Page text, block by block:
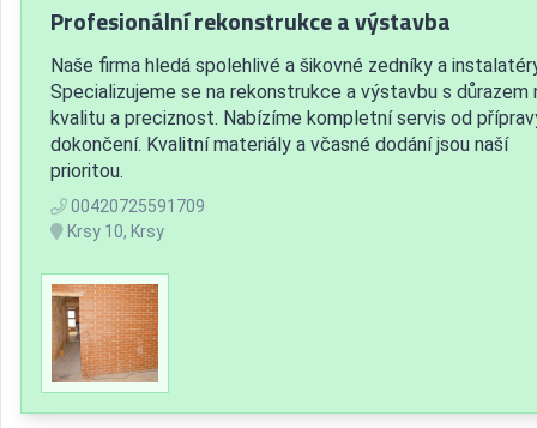
Profesionální rekonstrukce a výstavba
Naše firma hledá spolehlivé a šikovné zedníky a
Specializujeme se na rekonstrukce a výstavbu s důrazem
kvalitu a preciznost. Nabízíme kompletní servis od
dokončení. Kvalitní materiály a včasné dodání jsou naší
prioritou.
00420725591709
Krsy 10, Krsy